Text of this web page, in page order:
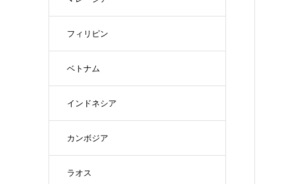
フィリピン
ベトナム
インドネシア
カンボジア
ラオス